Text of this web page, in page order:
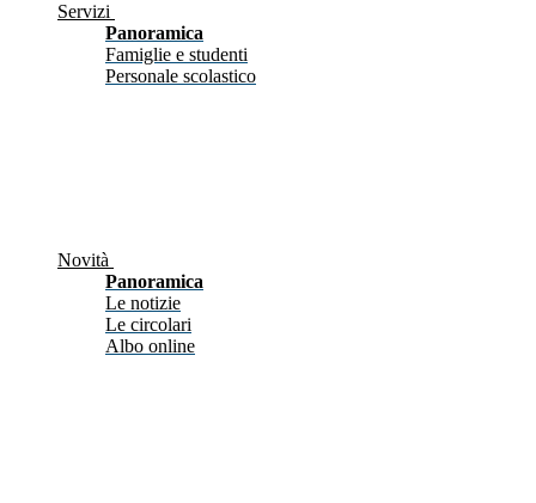
Servizi
Panoramica
Famiglie e studenti
Personale scolastico
Novità
Panoramica
Le notizie
Le circolari
Albo online